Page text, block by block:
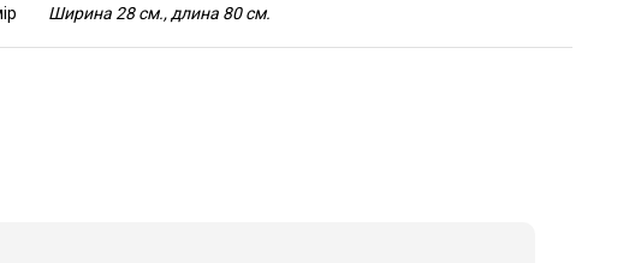
Ширина 28 см., длина 80 см.